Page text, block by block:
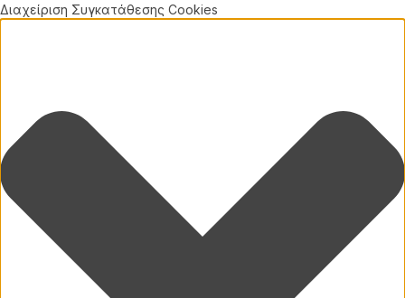
Διαχείριση Συγκατάθεσης Cookies